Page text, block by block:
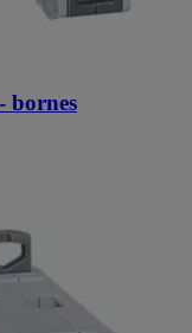
bornes